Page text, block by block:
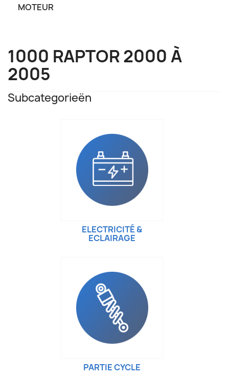
MOTEUR
1000 RAPTOR 2000 À
2005
Subcategorieën
ELECTRICITÉ &
ECLAIRAGE
PARTIE CYCLE